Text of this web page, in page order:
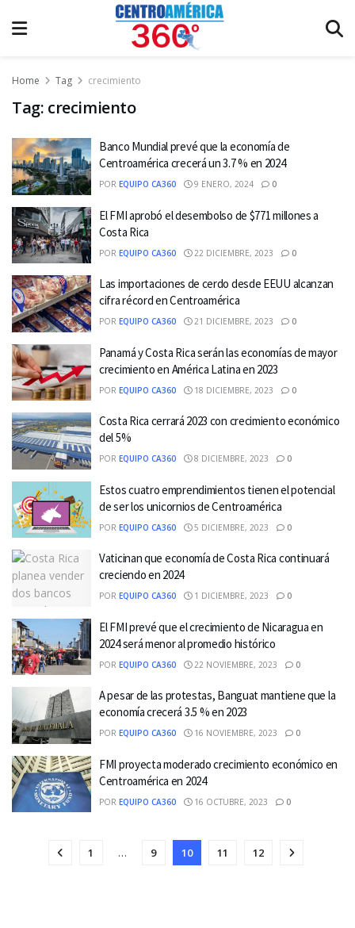
Home Tag crecimiento
Tag: crecimiento
Banco Mundial prevé que la economía de
Centroamérica crecerá un 3.7 % en 2024
POR EQUIPO CA360 9 ENERO, 2024 0
El FMI aprobó el desembolso de $771 millones a
Costa Rica
POR EQUIPO CA360 22 DICIEMBRE, 2023 0
Las importaciones de cerdo desde EEUU alcanzan
cifra récord en Centroamérica
POR EQUIPO CA360 21 DICIEMBRE, 2023 0
Panamá y Costa Rica serán las economías de mayor
crecimiento en América Latina en 2023
POR EQUIPO CA360 18 DICIEMBRE, 2023 0
Costa Rica cerrará 2023 con crecimiento económico
del 5%
POR EQUIPO CA360 8 DICIEMBRE, 2023 0
Estos cuatro emprendimientos tienen el potencial
de ser los unicornios de Centroamérica
POR EQUIPO CA360 5 DICIEMBRE, 2023 0
Vaticinan que economía de Costa Rica continuará
creciendo en 2024
POR EQUIPO CA360 1 DICIEMBRE, 2023 0
El FMI prevé que el crecimiento de Nicaragua en
2024 será menor al promedio histórico
POR EQUIPO CA360 22 NOVIEMBRE, 2023 0
A pesar de las protestas, Banguat mantiene que la
economía crecerá 3.5 % en 2023
POR EQUIPO CA360 16 NOVIEMBRE, 2023 0
FMI proyecta moderado crecimiento económico en
Centroamérica en 2024
POR EQUIPO CA360 16 OCTUBRE, 2023 0
1 … 9 10 11 12